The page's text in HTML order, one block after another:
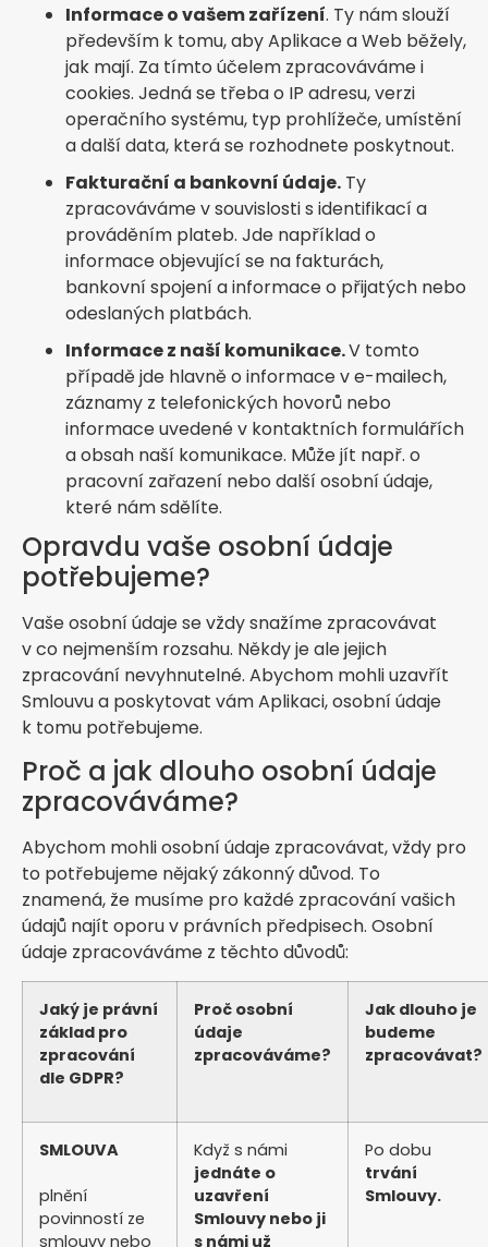
Informace o vašem zařízení. Ty nám slouží
především k tomu, aby Aplikace a Web běžely,
jak mají. Za tímto účelem zpracováváme i
cookies. Jedná se třeba o IP adresu, verzi
operačního systému, typ prohlížeče, umístění
a další data, která se rozhodnete poskytnout.
Fakturační a bankovní údaje. Ty
zpracováváme v souvislosti s identifikací a
prováděním plateb. Jde například o
informace objevující se na fakturách,
bankovní spojení a informace o přijatých nebo
odeslaných platbách.
Informace z naší komunikace.V tomto
případě jde hlavně o informace v e-mailech,
záznamy z telefonických hovorů nebo
informace uvedené v kontaktních formulářích
a obsah naší komunikace. Může jít např. o
pracovní zařazení nebo další osobní údaje,
které nám sdělíte.
Opravdu vaše osobní údaje
potřebujeme?
Vaše osobní údaje se vždy snažíme zpracovávat
v co nejmenším rozsahu. Někdy je ale jejich
zpracování nevyhnutelné. Abychom mohli uzavřít
Smlouvu a poskytovat vám Aplikaci, osobní údaje
k tomu potřebujeme.
Proč a jak dlouho osobní údaje
zpracováváme?
Abychom mohli osobní údaje zpracovávat, vždy pro
to potřebujeme nějaký zákonný důvod. To
znamená, že musíme pro každé zpracování vašich
údajů najít oporu v právních předpisech. Osobní
údaje zpracováváme z těchto důvodů:
Jaký je právní
základ pro
zpracování
dle GDPR?
Proč osobní
údaje
zpracováváme?
Jak dlouho je
budeme
zpracovávat?
SMLOUVA
plnění
povinností ze
smlouvy nebo
Když s námi
jednáte o
uzavření
Smlouvy nebo ji
s námi už
Po dobu
trvání
Smlouvy.